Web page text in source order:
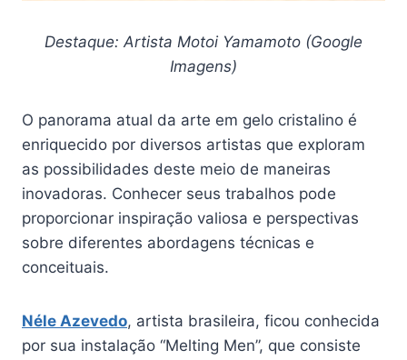
Destaque: Artista Motoi Yamamoto (Google
Imagens)
O panorama atual da arte em gelo cristalino é
enriquecido por diversos artistas que exploram
as possibilidades deste meio de maneiras
inovadoras. Conhecer seus trabalhos pode
proporcionar inspiração valiosa e perspectivas
sobre diferentes abordagens técnicas e
conceituais.
Néle Azevedo, artista brasileira, ficou conhecida
por sua instalação “Melting Men”, que consiste